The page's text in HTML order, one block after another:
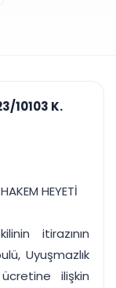
takibi
bir arada.
Başlayın
10103 K.
HEYETİ
itirazının
Uyuşmazlık
ilişkin